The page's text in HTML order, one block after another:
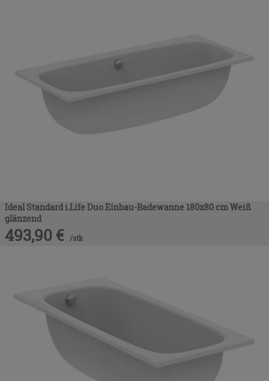
Ideal Standard i.Life Duo Einbau-Badewanne 180x80 cm Weiß
glänzend
493,90 € /stk